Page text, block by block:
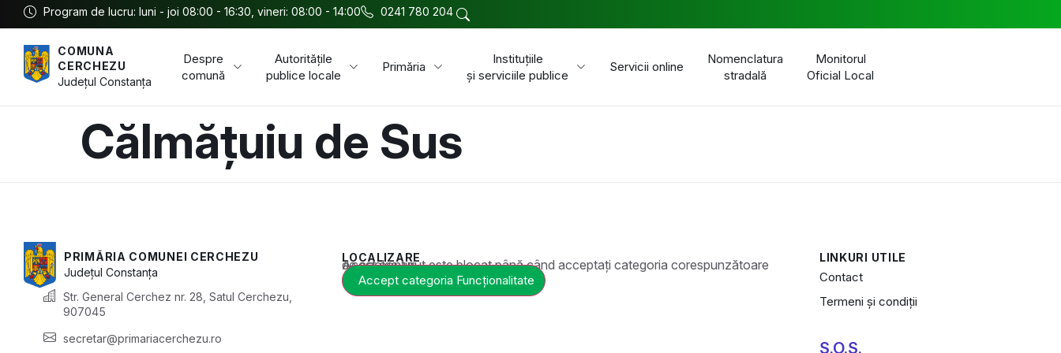
Program de lucru: luni - joi 08:00 - 16:30, vineri: 08:00 - 14:00 0241 780 204
COMUNA
CERCHEZU
JudețulConstanța
Despre
comună
Autoritățile
publice locale
Primăria
Instituțiile
și serviciile publice
Servicii online
Nomenclatura
stradală
Monitorul
Oficial Local
Călmățuiu de Sus
PRIMĂRIA COMUNEI CERCHEZU
JudețulConstanța
Str. General Cerchez nr. 28, Satul Cerchezu,
907045
secretar@primariacerchezu.ro
LOCALIZARE
Acest conținut este blocat până când acceptați categoria corespunzătoare de cookie-uri.
Accept categoria Funcționalitate
LINKURI UTILE
Contact
Termeni și condiții
S.O.S.